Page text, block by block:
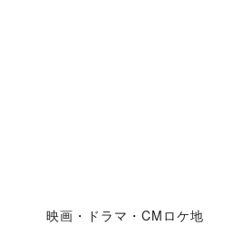
映画・ドラマ・CMロケ地